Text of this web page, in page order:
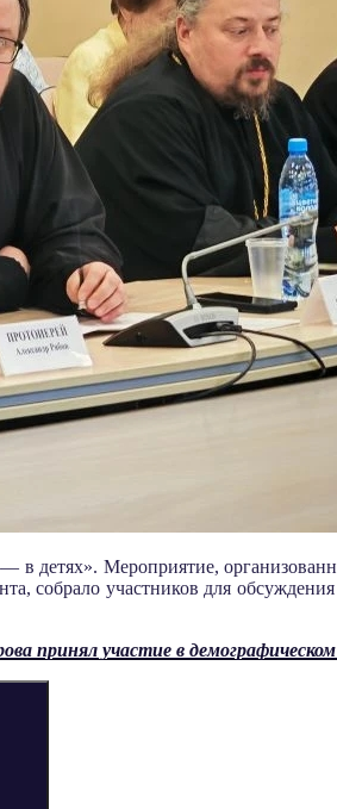
детях». Мероприятие,
собрало участников для
принял участие в